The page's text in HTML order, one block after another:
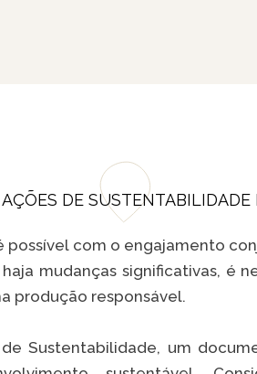
DE SUSTENTABILIDADE
possível com o engajamento
mudanças significativas, é
produção responsável.
Sustentabilidade, um